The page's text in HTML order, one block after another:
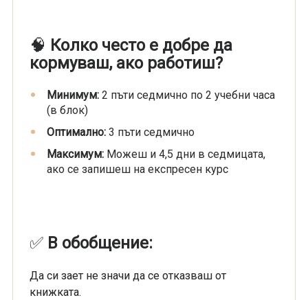
🧠 Колко често е добре да
кормуваш, ако работиш?
Минимум:2 пъти седмично по 2 учебни часа
(в блок)
Оптимално:3 пъти седмично
Максимум:Можеш и 4,5 дни в седмицата,
ако се запишеш на експресен курс
✅В обобщение:
Да си зает не значи да се отказваш от
книжката.